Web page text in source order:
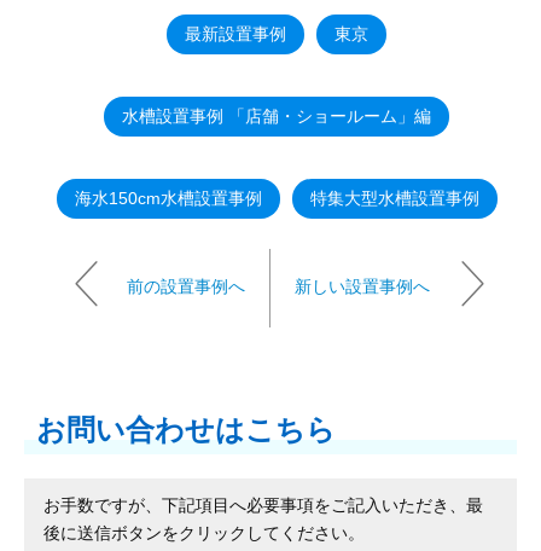
最新設置事例 東京
水槽設置事例 「店舗・ショールーム」編
海水150cm水槽設置事例 特集大型水槽設置事例
前の設置事例へ 新しい設置事例へ
お問い合わせはこちら
お手数ですが、下記項目へ必要事項をご記入いただき、最
後に送信ボタンをクリックしてください。